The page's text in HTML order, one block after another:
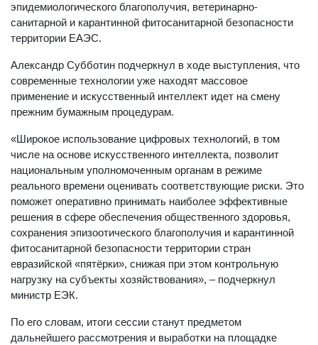
эпидемиологического благополучия, ветеринарно-
санитарной и карантинной фитосанитарной безопасности
территории ЕАЭС.
Александр Субботин подчеркнул в ходе выступления, что
современные технологии уже находят массовое
применение и искусственный интеллект идет на смену
прежним бумажным процедурам.
«Широкое использование цифровых технологий, в том
числе на основе искусственного интеллекта, позволит
национальным уполномоченным органам в режиме
реального времени оценивать соответствующие риски. Это
поможет оперативно принимать наиболее эффективные
решения в сфере обеспечения общественного здоровья,
сохранения эпизоотического благополучия и карантинной
фитосанитарной безопасности территории стран
евразийской «пятёрки», снижая при этом контрольную
нагрузку на субъекты хозяйствования», – подчеркнул
министр ЕЭК.
По его словам, итоги сессии станут предметом
дальнейшего рассмотрения и выработки на площадке